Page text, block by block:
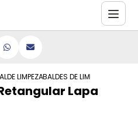
LIMPEZABALDES DE LIMPEZA
Lapa